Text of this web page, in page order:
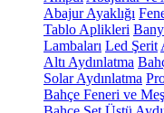
Abajur Ayaklığı
Tablo Aplikleri
Lambaları Led Şerit
Altı Aydınlatma
Solar Aydınlatma
Bahçe Feneri ve